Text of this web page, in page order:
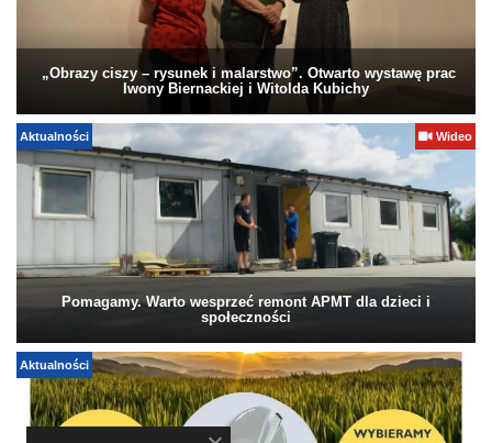
„Obrazy ciszy – rysunek i malarstwo”. Otwarto wystawę prac
Iwony Biernackiej i Witolda Kubichy
Aktualności Wideo
Pomagamy. Warto wesprzeć remont APMT dla dzieci i
społeczności
Aktualności